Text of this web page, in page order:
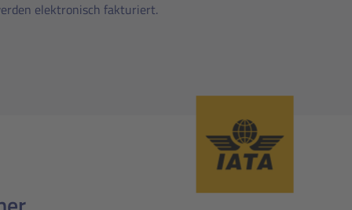
elektronisch fakturiert.